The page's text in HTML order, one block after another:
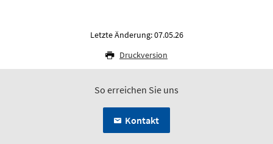
Letzte Änderung: 07.05.26
Druckversion
So erreichen Sie uns
Kontakt